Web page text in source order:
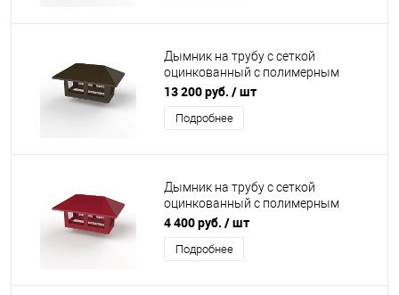
Дымник на трубу с сеткой
оцинкованный с полимерным
покрытием до 2800мм RR 32
13 200 руб. / шт
Подробнее
Дымник на трубу с сеткой
оцинкованный с полимерным
покрытием до 1200мм RAL 3003
4 400 руб. / шт
Подробнее